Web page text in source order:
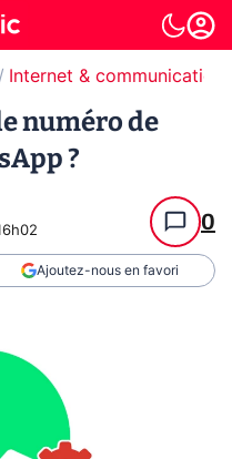
Internet & communication
numéro de
?
0
Ajoutez-nous en favori